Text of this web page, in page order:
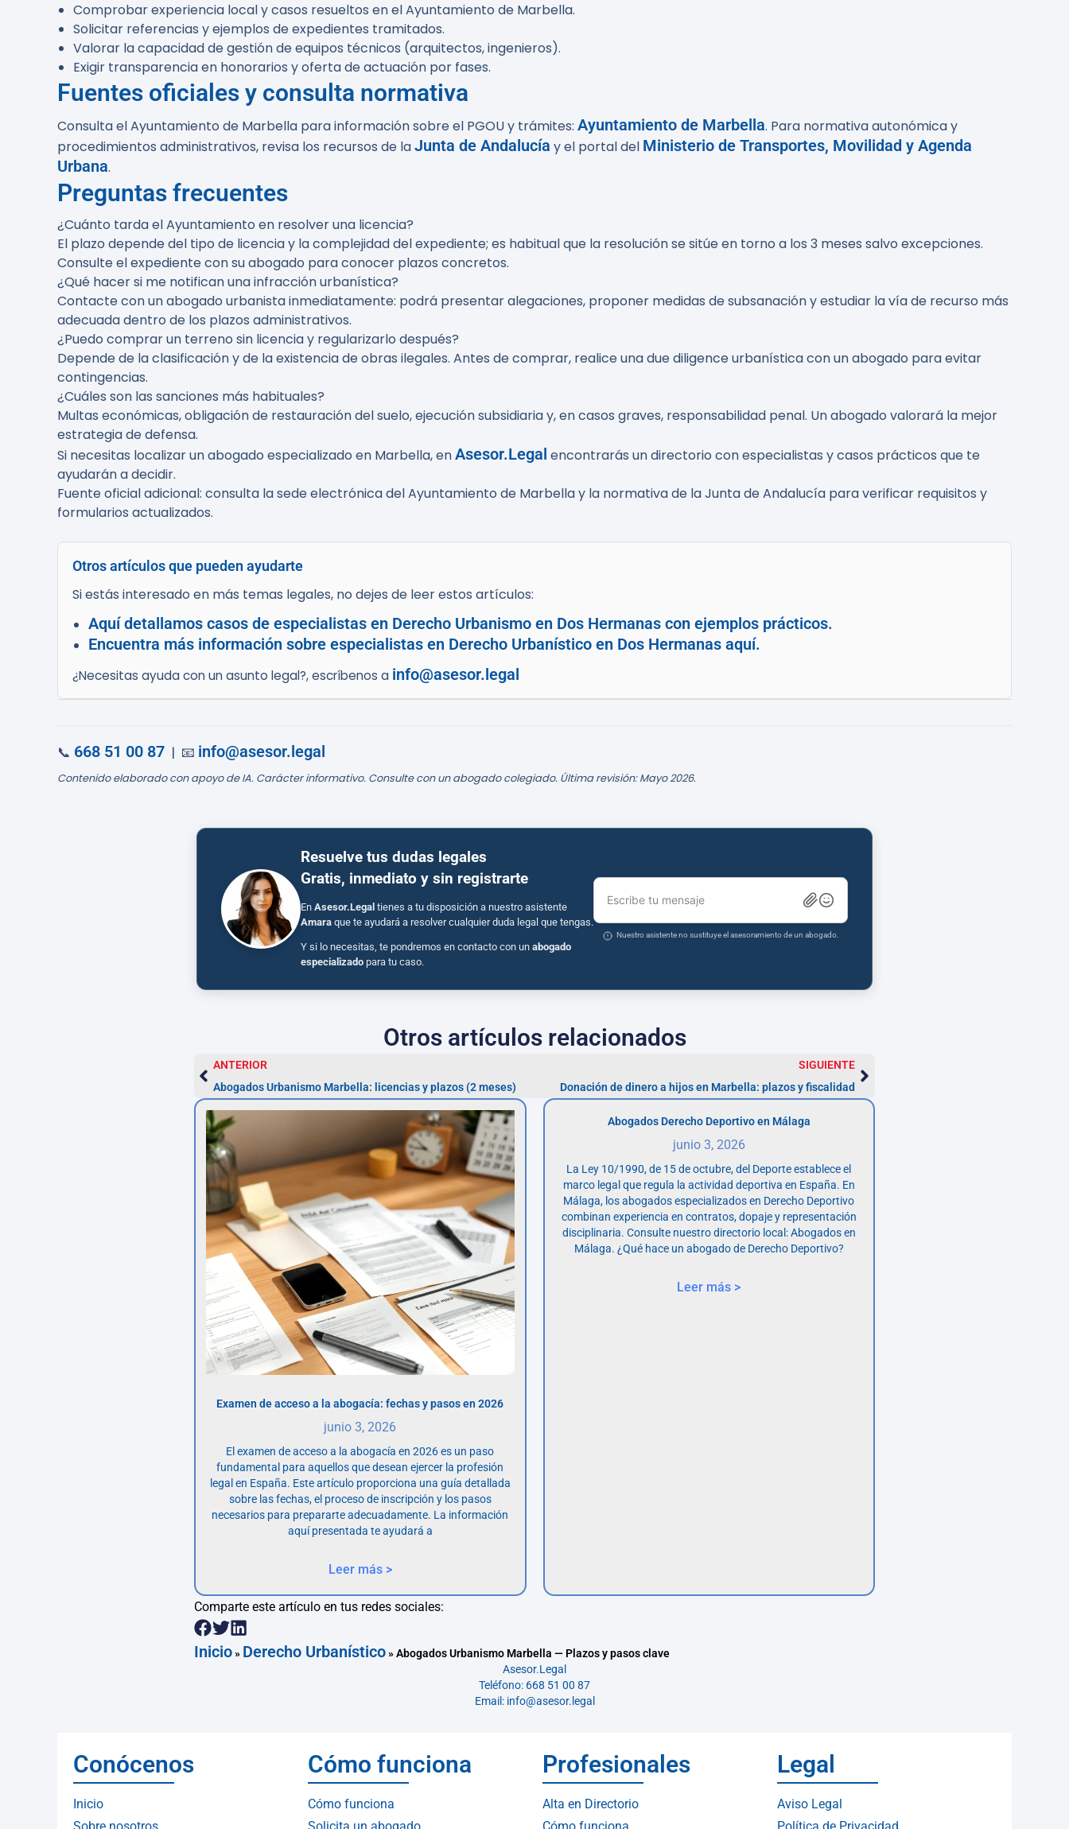
Comprobar experiencia local y casos resueltos en el Ayuntamiento de Marbella.
Solicitar referencias y ejemplos de expedientes tramitados.
Valorar la capacidad de gestión de equipos técnicos (arquitectos, ingenieros).
Exigir transparencia en honorarios y oferta de actuación por fases.
Fuentes oficiales y consulta normativa
Consulta el Ayuntamiento de Marbella para información sobre el PGOU y trámites: Ayuntamiento de Marbella. Para normativa autonómica y
procedimientos administrativos, revisa los recursos de laJunta de Andalucía y el portal del Ministerio de Transportes, Movilidad y Agenda
Urbana.
Preguntas frecuentes
¿Cuánto tarda el Ayuntamiento en resolver una licencia?
El plazo depende del tipo de licencia y la complejidad del expediente; es habitual que la resolución se sitúe en torno a los 3 meses salvo excepciones.
Consulte el expediente con su abogado para conocer plazos concretos.
¿Qué hacer si me notifican una infracción urbanística?
Contacte con un abogado urbanista inmediatamente: podrá presentar alegaciones, proponer medidas de subsanación y estudiar la vía de recurso más
adecuada dentro de los plazos administrativos.
¿Puedo comprar un terreno sin licencia y regularizarlo después?
Depende de la clasificación y de la existencia de obras ilegales. Antes de comprar, realice una due diligence urbanística con un abogado para evitar
contingencias.
¿Cuáles son las sanciones más habituales?
Multas económicas, obligación de restauración del suelo, ejecución subsidiaria y, en casos graves, responsabilidad penal. Un abogado valorará la mejor
estrategia de defensa.
Si necesitas localizar un abogado especializado en Marbella, enAsesor.Legal encontrarás un directorio con especialistas y casos prácticos que te
ayudarán a decidir.
Fuente oficial adicional: consulta la sede electrónica del Ayuntamiento de Marbella y la normativa de la Junta de Andalucía para verificar requisitos y
formularios actualizados.
Otros artículos que pueden ayudarte
Si estás interesado en más temas legales, no dejes de leer estos artículos:
Aquí detallamos casos de especialistas en Derecho Urbanismo en Dos Hermanas con ejemplos prácticos.
Encuentra más información sobre especialistas en Derecho Urbanístico en Dos Hermanas aquí.
¿Necesitas ayuda con un asunto legal?, escríbenos a info@asesor.legal
📞 668 51 00 87 | 📧 info@asesor.legal
Contenido elaborado con apoyo de IA. Carácter informativo. Consulte con un abogado colegiado. Última revisión: Mayo 2026.
Resuelve tus dudas legales
Gratis, inmediato y sin registrarte
En Asesor.Legal tienes a tu disposición a nuestro asistente
Amara que te ayudará a resolver cualquier duda legal que tengas.
Y si lo necesitas, te pondremos en contacto con un abogado
especializado para tu caso.
Escribe tu mensaje
Nuestro asistente no sustituye el asesoramiento de un abogado.
Otros artículos relacionados
ANTERIOR
Abogados Urbanismo Marbella: licencias y plazos (2 meses)
SIGUIENTE
Donación de dinero a hijos en Marbella: plazos y fiscalidad
Examen de acceso a la abogacía: fechas y pasos en 2026
junio 3, 2026
El examen de acceso a la abogacía en 2026 es un paso
fundamental para aquellos que desean ejercer la profesión
legal en España. Este artículo proporciona una guía detallada
sobre las fechas, el proceso de inscripción y los pasos
necesarios para prepararte adecuadamente. La información
aquí presentada te ayudará a
Leer más >
Abogados Derecho Deportivo en Málaga
junio 3, 2026
La Ley 10/1990, de 15 de octubre, del Deporte establece el
marco legal que regula la actividad deportiva en España. En
Málaga, los abogados especializados en Derecho Deportivo
combinan experiencia en contratos, dopaje y representación
disciplinaria. Consulte nuestro directorio local: Abogados en
Málaga. ¿Qué hace un abogado de Derecho Deportivo?
Leer más >
Comparte este artículo en tus redes sociales:
Inicio» Derecho Urbanístico»Abogados Urbanismo Marbella — Plazos y pasos clave
Asesor.Legal
Teléfono: 668 51 00 87
Email: info@asesor.legal
Conócenos
Inicio
Cómo funciona
Cómo funciona
Profesionales
Alta en Directorio
Legal
Aviso Legal